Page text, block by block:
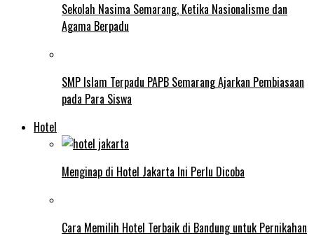
Sekolah Nasima Semarang, Ketika Nasionalisme dan
Agama Berpadu
SMP Islam Terpadu PAPB Semarang Ajarkan Pembiasaan
pada Para Siswa
Hotel
Menginap di Hotel Jakarta Ini Perlu Dicoba
Cara Memilih Hotel Terbaik di Bandung untuk Pernikahan